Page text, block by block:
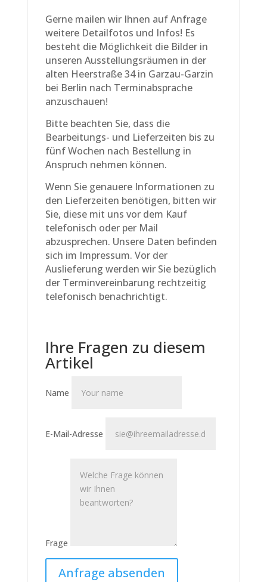
Gerne mailen wir Ihnen auf Anfrage
weitere Detailfotos und Infos! Es
besteht die Möglichkeit die Bilder in
unseren Ausstellungsräumen in der
alten Heerstraße 34 in Garzau-Garzin
bei Berlin nach Terminabsprache
anzuschauen!
Bitte beachten Sie, dass die
Bearbeitungs- und Lieferzeiten bis zu
fünf Wochen nach Bestellung in
Anspruch nehmen können.
Wenn Sie genauere Informationen zu
den Lieferzeiten benötigen, bitten wir
Sie, diese mit uns vor dem Kauf
telefonisch oder per Mail
abzusprechen. Unsere Daten befinden
sich im Impressum. Vor der
Auslieferung werden wir Sie bezüglich
der Terminvereinbarung rechtzeitig
telefonisch benachrichtigt.
Ihre Fragen zu diesem
Artikel
Name
E-Mail-Adresse
Frage